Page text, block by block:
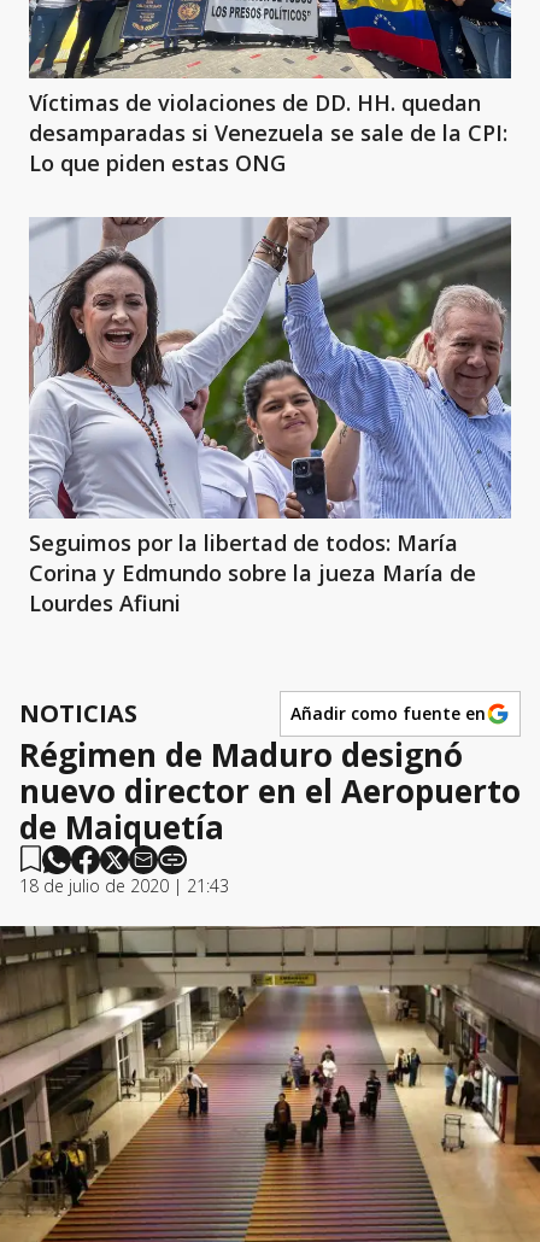
Víctimas de violaciones de DD. HH. quedan
desamparadas si Venezuela se sale de la CPI:
Lo que piden estas ONG
Seguimos por la libertad de todos: María
Corina y Edmundo sobre la jueza María de
Lourdes Afiuni
NOTICIAS Añadir como fuente en
Régimen de Maduro designó
nuevo director en el Aeropuerto
de Maiquetía
18 de julio de 2020 | 21:43